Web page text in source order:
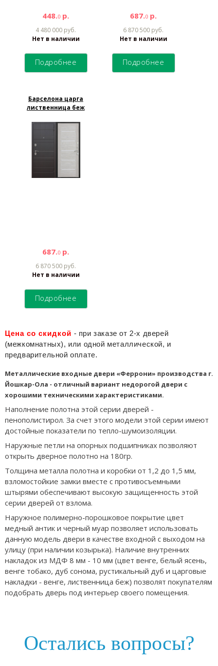
448.0 р.
4 480 000 руб.
Нет в наличии
Подробнее
687.0 р.
6 870 500 руб.
Нет в наличии
Подробнее
Барселона царга
лиственница беж
687.0 р.
6 870 500 руб.
Нет в наличии
Подробнее
Цена со скидкой - при заказе от 2-х дверей
(межкомнатных), или одной металлической, и
предварительной оплате.
Металлические входные двери «Феррони» производства г.
Йошкар-Ола - отличный вариант недорогой двери с
хорошими техническими характеристиками.
Наполнение полотна этой серии дверей -
пенополистирол. За счет этого модели этой серии имеют
достойные показатели по тепло-шумоизоляции.
Наружные петли на опорных подшипниках позволяют
открыть дверное полотно на 180гр.
Толщина металла полотна и коробки от 1,2 до 1,5 мм,
взломостойкие замки вместе с противосъемными
штырями обеспечивают высокую защищенность этой
серии дверей от взлома.
Наружное полимерно-порошковое покрытие цвет
медный антик и черный муар позволяет использовать
данную модель двери в качестве входной с выходом на
улицу (при наличии козырька). Наличие внутренних
накладок из МДФ 8 мм - 10 мм (цвет венге, белый ясень,
венге тобако, дуб сонома, рустикальный дуб и царговые
накладки - венге, лиственница беж) позволят покупателям
подобрать дверь под интерьер своего помещения.
Остались вопросы?